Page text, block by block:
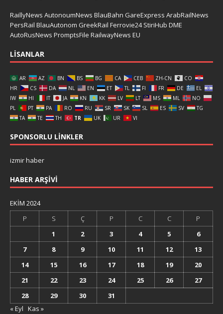
RaillyNews AutonoumNews BlauBahn GareExpress ArabRailNews
PersRail BlauAutonom GreekRail Ferrovie24 StiriHub DME
AutoRusNews PromptsFile RailwayNews EU
LISANLAR
AR AZ BN BS BG CA CEB ZH-CN
CO
HR
CS DA NL EN ET TL FI FR DE
EL
IW
HI IT JA KN KK LV LT MS ML
NO
PL
PT PA RO RU SR SK SL ES SV
TG
TA
TE TH TR UK UR VI
SPONSORLU LINKLER
izmir haber
HABER ARŞIVI
EKIM 2024
P
S Ç P C C
P
1
2 3 4 5
6
7
8 9 10 11 12
13
14
15 16 17 18 19
20
21
22 23 24 25 26
27
28
29 30
31
« Eyl Kas »